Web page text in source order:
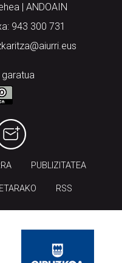
| ANDOAIN
943 300 731
PUBLIZITATEA
RSS